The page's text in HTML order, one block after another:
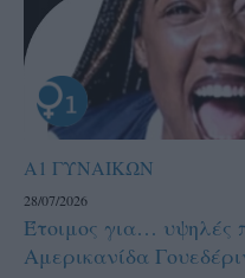
Α1 ΓΥΝΑΙΚΩΝ
28/07/2026
Έτοιμος για… υψηλές
Αμερικανίδα